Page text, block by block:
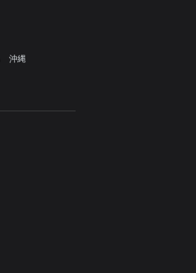
沖縄